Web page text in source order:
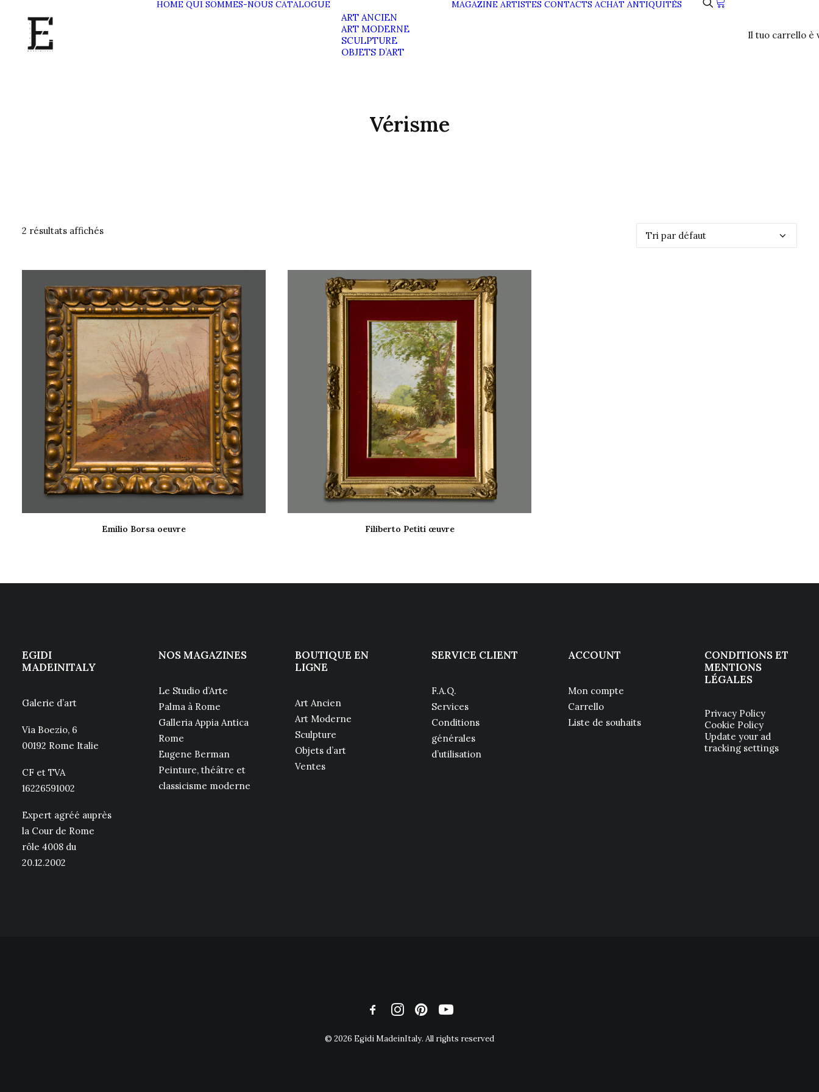
HOME QUI SOMMES-NOUS CATALOGUE
ART ANCIEN
ART MODERNE
SCULPTURE
OBJETS D’ART
MAGAZINE ARTISTES CONTACTS ACHAT ANTIQUITÉS
Il tuo carrello è
Vérisme
2 résultats affichés
Emilio Borsa oeuvre Filiberto Petiti œuvre
EGIDI
MADEINITALY
Galerie d’art
Via Boezio, 6
00192 Rome Italie
CF et TVA
16226591002
Expert agréé auprès
la Cour de Rome
rôle 4008 du
20.12.2002
NOS MAGAZINES
Le Studio d’Arte
Palma à Rome
Galleria Appia Antica
Rome
Eugene Berman
Peinture, théâtre et
classicisme moderne
BOUTIQUE EN
LIGNE
Art Ancien
Art Moderne
Sculpture
Objets d’art
Ventes
SERVICE CLIENT
F.A.Q.
Services
Conditions
générales
d’utilisation
ACCOUNT
Mon compte
Carrello
Liste de souhaits
CONDITIONS ET
MENTIONS
LÉGALES
Privacy Policy
Cookie Policy
Update your ad
tracking settings
© 2026 Egidi MadeinItaly. All rights reserved